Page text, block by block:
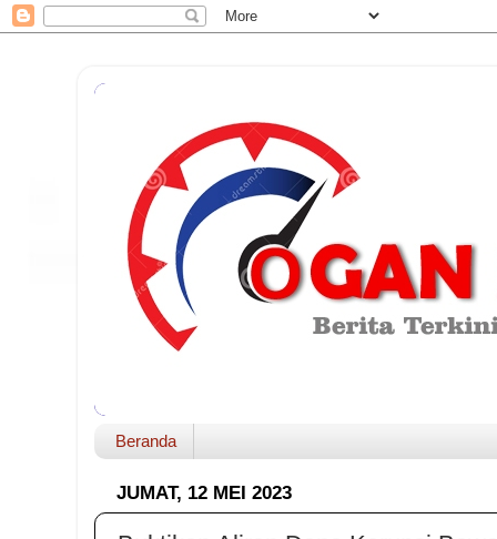
Beranda
JUMAT, 12 MEI 2023